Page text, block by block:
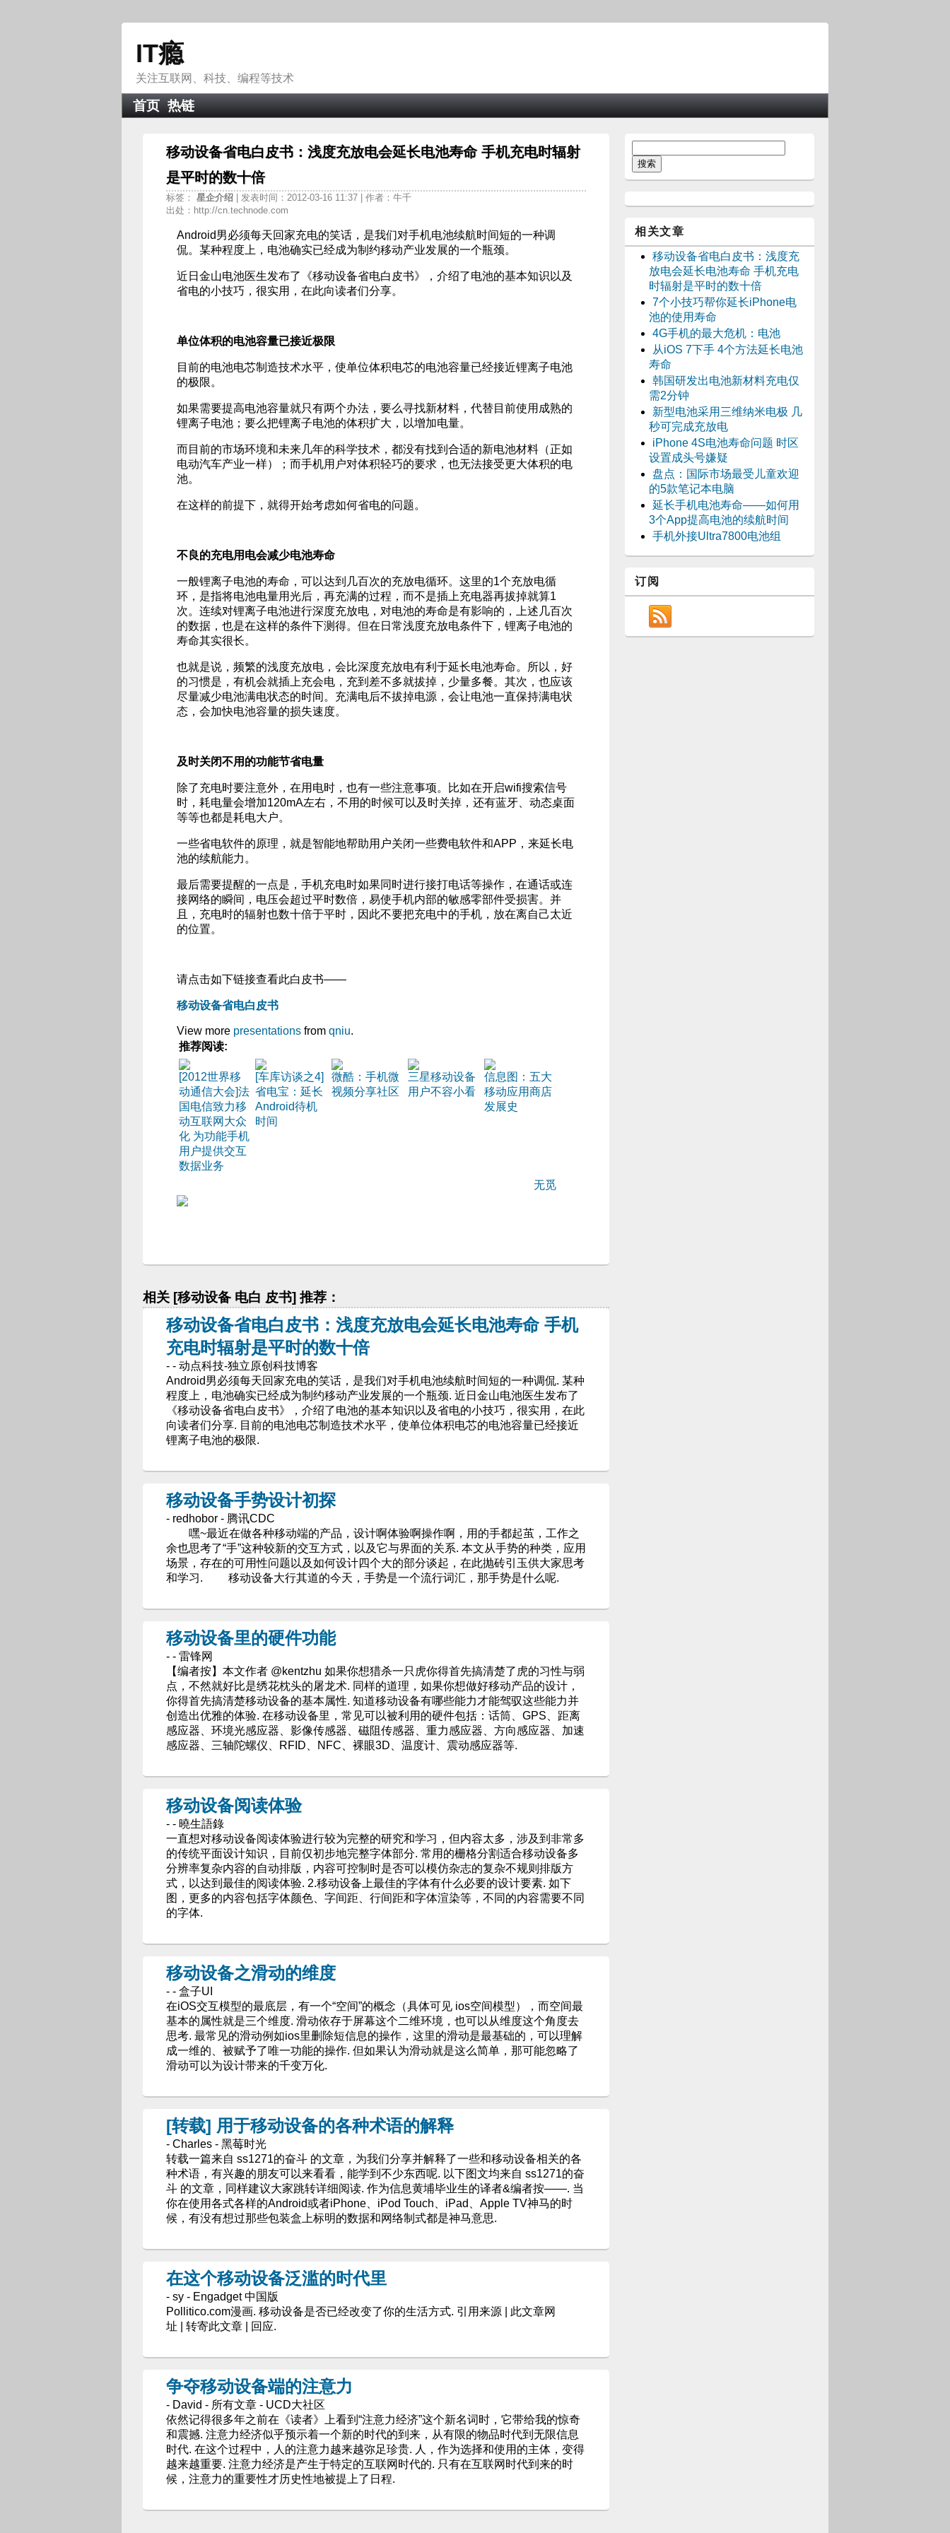
IT瘾
关注互联网、科技、编程等技术
首页 热链
移动设备省电白皮书：浅度充放电会延长电池寿命 手机充电时辐射
是平时的数十倍
标签： 星企介绍
| 发表时间：2012-03-16 11:37 | 作者：牛千
出处：http://cn.technode.com
Android男必须每天回家充电的笑话，是我们对手机电池续航时间短的一种调
侃。某种程度上，电池确实已经成为制约移动产业发展的一个瓶颈。
近日金山电池医生发布了《移动设备省电白皮书》，介绍了电池的基本知识以及
省电的小技巧，很实用，在此向读者们分享。
单位体积的电池容量已接近极限
目前的电池电芯制造技术水平，使单位体积电芯的电池容量已经接近锂离子电池
的极限。
如果需要提高电池容量就只有两个办法，要么寻找新材料，代替目前使用成熟的
锂离子电池；要么把锂离子电池的体积扩大，以增加电量。
而目前的市场环境和未来几年的科学技术，都没有找到合适的新电池材料（正如
电动汽车产业一样）；而手机用户对体积轻巧的要求，也无法接受更大体积的电
池。
在这样的前提下，就得开始考虑如何省电的问题。
不良的充电用电会减少电池寿命
一般锂离子电池的寿命，可以达到几百次的充放电循环。这里的1个充放电循
环，是指将电池电量用光后，再充满的过程，而不是插上充电器再拔掉就算1
次。连续对锂离子电池进行深度充放电，对电池的寿命是有影响的，上述几百次
的数据，也是在这样的条件下测得。但在日常浅度充放电条件下，锂离子电池的
寿命其实很长。
也就是说，频繁的浅度充放电，会比深度充放电有利于延长电池寿命。所以，好
的习惯是，有机会就插上充会电，充到差不多就拔掉，少量多餐。其次，也应该
尽量减少电池满电状态的时间。充满电后不拔掉电源，会让电池一直保持满电状
态，会加快电池容量的损失速度。
及时关闭不用的功能节省电量
除了充电时要注意外，在用电时，也有一些注意事项。比如在开启wifi搜索信号
时，耗电量会增加120mA左右，不用的时候可以及时关掉，还有蓝牙、动态桌面
等等也都是耗电大户。
一些省电软件的原理，就是智能地帮助用户关闭一些费电软件和APP，来延长电
池的续航能力。
最后需要提醒的一点是，手机充电时如果同时进行接打电话等操作，在通话或连
接网络的瞬间，电压会超过平时数倍，易使手机内部的敏感零部件受损害。并
且，充电时的辐射也数十倍于平时，因此不要把充电中的手机，放在离自己太近
的位置。
请点击如下链接查看此白皮书——
移动设备省电白皮书
View more presentations from qniu.
推荐阅读:
[2012世界移
动通信大会]法
国电信致力移
动互联网大众
化 为功能手机
用户提供交互
数据业务
[车库访谈之4]
省电宝：延长
Android待机
时间
微酷：手机微
视频分享社区
三星移动设备
用户不容小看
信息图：五大
移动应用商店
发展史
无觅
相关 [移动设备 电白 皮书] 推荐：
移动设备省电白皮书：浅度充放电会延长电池寿命 手机
充电时辐射是平时的数十倍
- - 动点科技-独立原创科技博客
Android男必须每天回家充电的笑话，是我们对手机电池续航时间短的一种调侃. 某种
程度上，电池确实已经成为制约移动产业发展的一个瓶颈. 近日金山电池医生发布了
《移动设备省电白皮书》，介绍了电池的基本知识以及省电的小技巧，很实用，在此
向读者们分享. 目前的电池电芯制造技术水平，使单位体积电芯的电池容量已经接近
锂离子电池的极限.
移动设备手势设计初探
- redhobor - 腾讯CDC
嘿~最近在做各种移动端的产品，设计啊体验啊操作啊，用的手都起茧，工作之
余也思考了“手”这种较新的交互方式，以及它与界面的关系. 本文从手势的种类，应用
场景，存在的可用性问题以及如何设计四个大的部分谈起，在此抛砖引玉供大家思考
和学习. 移动设备大行其道的今天，手势是一个流行词汇，那手势是什么呢.
移动设备里的硬件功能
- - 雷锋网
【编者按】本文作者 @kentzhu 如果你想猎杀一只虎你得首先搞清楚了虎的习性与弱
点，不然就好比是绣花枕头的屠龙术. 同样的道理，如果你想做好移动产品的设计，
你得首先搞清楚移动设备的基本属性. 知道移动设备有哪些能力才能驾驭这些能力并
创造出优雅的体验. 在移动设备里，常见可以被利用的硬件包括：话筒、GPS、距离
感应器、环境光感应器、影像传感器、磁阻传感器、重力感应器、方向感应器、加速
感应器、三轴陀螺仪、RFID、NFC、裸眼3D、温度计、震动感应器等.
移动设备阅读体验
- - 曉生語錄
一直想对移动设备阅读体验进行较为完整的研究和学习，但内容太多，涉及到非常多
的传统平面设计知识，目前仅初步地完整字体部分. 常用的栅格分割适合移动设备多
分辨率复杂内容的自动排版，内容可控制时是否可以模仿杂志的复杂不规则排版方
式，以达到最佳的阅读体验. 2.移动设备上最佳的字体有什么必要的设计要素. 如下
图，更多的内容包括字体颜色、字间距、行间距和字体渲染等，不同的内容需要不同
的字体.
移动设备之滑动的维度
- - 盒子UI
在iOS交互模型的最底层，有一个“空间”的概念（具体可见 ios空间模型），而空间最
基本的属性就是三个维度. 滑动依存于屏幕这个二维环境，也可以从维度这个角度去
思考. 最常见的滑动例如ios里删除短信息的操作，这里的滑动是最基础的，可以理解
成一维的、被赋予了唯一功能的操作. 但如果认为滑动就是这么简单，那可能忽略了
滑动可以为设计带来的千变万化.
[转载] 用于移动设备的各种术语的解释
- Charles - 黑莓时光
转载一篇来自 ss1271的奋斗 的文章，为我们分享并解释了一些和移动设备相关的各
种术语，有兴趣的朋友可以来看看，能学到不少东西呢. 以下图文均来自 ss1271的奋
斗 的文章，同样建议大家跳转详细阅读. 作为信息黄埔毕业生的译者&编者按——. 当
你在使用各式各样的Android或者iPhone、iPod Touch、iPad、Apple TV神马的时
候，有没有想过那些包装盒上标明的数据和网络制式都是神马意思.
在这个移动设备泛滥的时代里
- sy - Engadget 中国版
Pollitico.com漫画. 移动设备是否已经改变了你的生活方式. 引用来源 | 此文章网
址 | 转寄此文章 | 回应.
争夺移动设备端的注意力
- David - 所有文章 - UCD大社区
依然记得很多年之前在《读者》上看到“注意力经济”这个新名词时，它带给我的惊奇
和震撼. 注意力经济似乎预示着一个新的时代的到来，从有限的物品时代到无限信息
时代. 在这个过程中，人的注意力越来越弥足珍贵. 人，作为选择和使用的主体，变得
越来越重要. 注意力经济是产生于特定的互联网时代的. 只有在互联网时代到来的时
候，注意力的重要性才历史性地被提上了日程.
相关文章
移动设备省电白皮书：浅度充
放电会延长电池寿命 手机充电
时辐射是平时的数十倍
7个小技巧帮你延长iPhone电
池的使用寿命
4G手机的最大危机：电池
从iOS 7下手 4个方法延长电池
寿命
韩国研发出电池新材料充电仅
需2分钟
新型电池采用三维纳米电极 几
秒可完成充放电
iPhone 4S电池寿命问题 时区
设置成头号嫌疑
盘点：国际市场最受儿童欢迎
的5款笔记本电脑
延长手机电池寿命――如何用
3个App提高电池的续航时间
手机外接Ultra7800电池组
订阅